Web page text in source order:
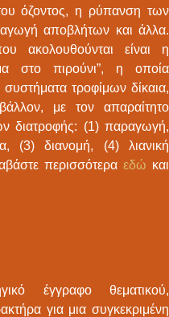
όζοντος, η ρύπανση των
αποβλήτων και άλλα.
ακολουθούνται είναι η
στο πιρούνι”, η οποία
τροφίμων δίκαια,
με τον απαραίτητο
διατροφής: (1) παραγωγή,
(3) διανομή, (4) λιανική
περισσότερα εδώ και
έγγραφο θεματικού,
για μια συγκεκριμένη